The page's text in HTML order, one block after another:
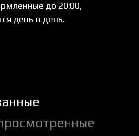
до 20:00,
день в день.